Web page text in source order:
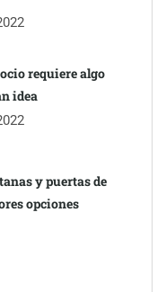
requiere algo
idea
y puertas de
opciones